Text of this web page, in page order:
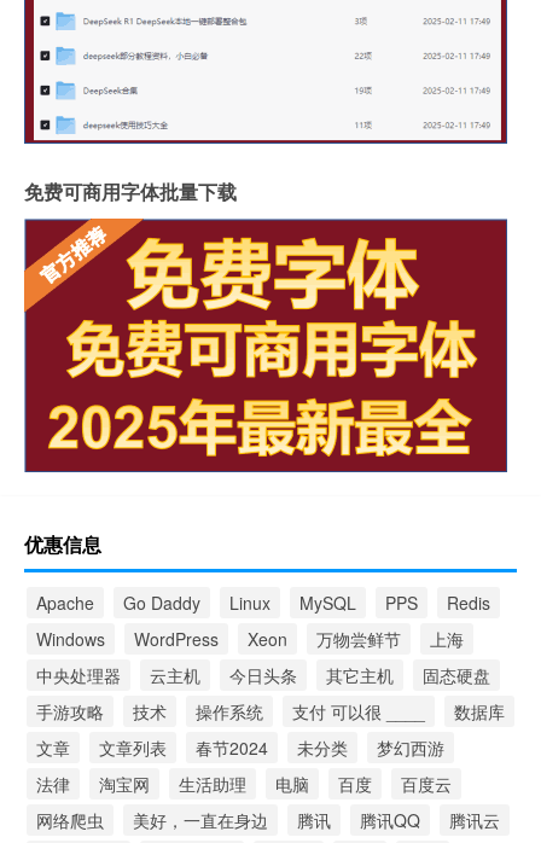
免费可商用字体批量下载
优惠信息
Apache Go Daddy Linux MySQL PPS
Redis
Windows
WordPress Xeon 万物尝鲜节
上海
中央处理器
云主机 今日头条 其它主机
固态硬盘
手游攻略
技术 操作系统 支付 可以很 ____
数据库
文章
文章列表 春节2024 未分类
梦幻西游
法律
淘宝网 生活助理 电脑 百度
百度云
网络爬虫
美好，一直在身边 腾讯 腾讯QQ
腾讯云